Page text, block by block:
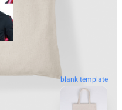
blank template